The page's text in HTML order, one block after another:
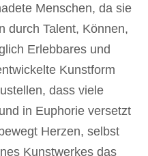
Menschen, da sie
durch Talent, Können,
Erlebbares und
Kunstform
dass viele
in Euphorie versetzt
Herzen, selbst
Kunstwerkes das